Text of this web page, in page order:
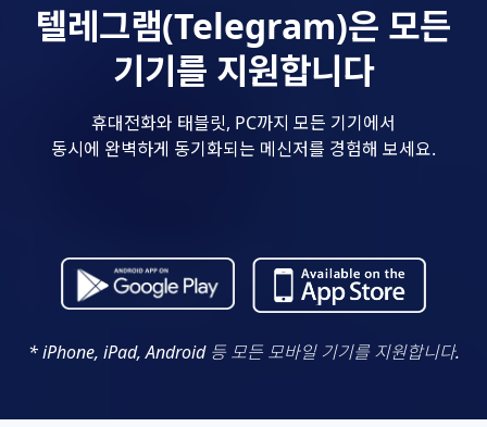
텔레그램(Telegram)은 모든
기기를 지원합니다
휴대전화와 태블릿, PC까지 모든 기기에서
동시에 완벽하게 동기화되는 메신저를 경험해 보세요.
* iPhone, iPad, Android 등 모든 모바일 기기를 지원합니다.